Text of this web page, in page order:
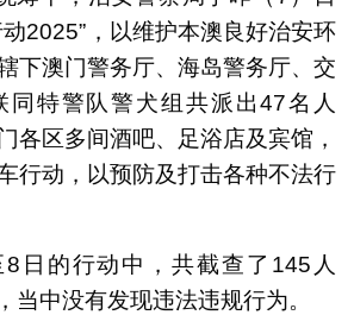
2025”，以维护本澳良好治安环
下澳门警务厅、海岛警务厅、交
同特警队警犬组共派出47名人
各区多间酒吧、足浴店及宾馆，
行动，以预防及打击各种不法行
日的行动中，共截查了145人
当中没有发现违法违规行为。